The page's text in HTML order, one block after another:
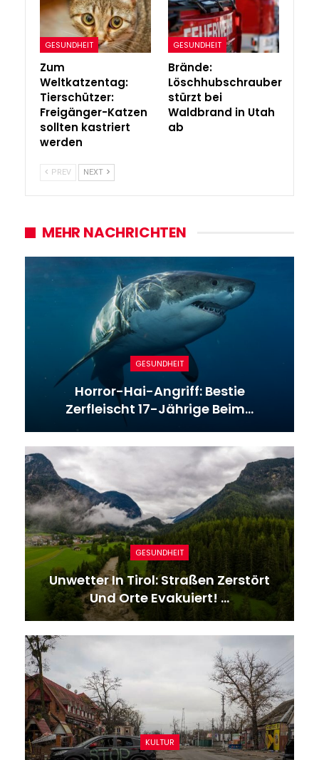
GESUNDHEIT
Zum
Weltkatzentag:
Tierschützer:
Freigänger-Katzen
sollten kastriert
werden
GESUNDHEIT
Brände:
Löschhubschrauber
stürzt bei
Waldbrand in Utah
ab
PREV NEXT
MEHR NACHRICHTEN
GESUNDHEIT
Horror-Hai-Angriff: Bestie
Zerfleischt 17-Jährige Beim…
GESUNDHEIT
Unwetter In Tirol: Straßen Zerstört
Und Orte Evakuiert! …
KULTUR